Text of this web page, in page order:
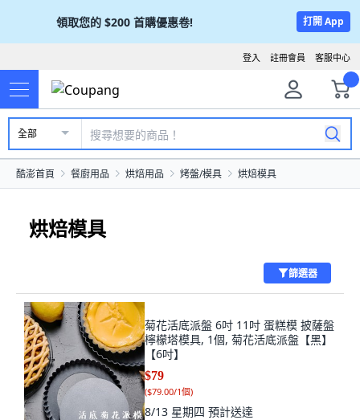
領取您的 $200 首購優惠卷! 打開 App
客服中心
註冊會員
登入
全部
酷澎首頁 餐廚用品 烘焙用品 烤盤/模具 烘焙模具
烘焙模具
篩選器
菊花活底派盤 6吋 11吋 蛋糕模 披薩盤
檸檬塔模具, 1個, 菊花活底派盤【黑】
【6吋】
$79
($79.00/1個)
8/13 星期四 預計送達